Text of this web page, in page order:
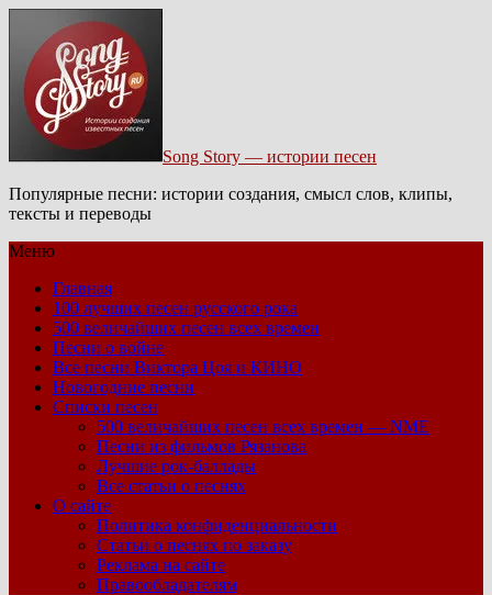
Song Story — истории песен
Популярные песни: истории создания, смысл слов, клипы,
тексты и переводы
Меню
Главная
100 лучших песен русского рока
500 величайших песен всех времен
Песни о войне
Все песни Виктора Цоя и КИНО
Новогодние песни
Списки песен
500 величайших песен всех времен — NME
Песни из фильмов Рязанова
Лучшие рок-баллады
Все статьи о песнях
О сайте
Политика конфиденциальности
Статьи о песнях по заказу
Реклама на сайте
Правообладателям